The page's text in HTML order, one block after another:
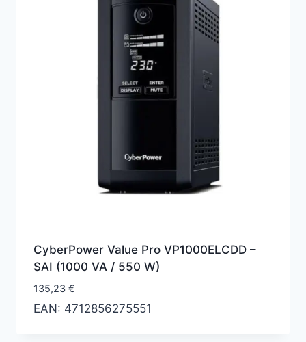
CyberPower Value Pro VP1000ELCDD –
SAI (1000 VA / 550 W)
135,23 €
EAN: 4712856275551